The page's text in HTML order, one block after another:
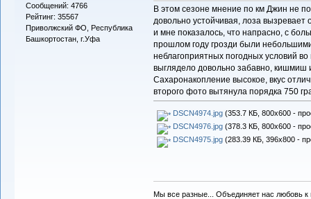
Сообщений: 4766
Рейтинг: 35567
Приволжский ФО, Республика
Башкортостан, г.Уфа
В этом сезоне мнение по км Джин не
довольно устойчивая, лоза
и мне показалось, что напрасно, с
прошлом году грозди были
неблагоприятных погодных условий
выглядело довольно забавно, кишмиш
Сахаронакопление высокое, вкус
второго фото вытянула порядка 750
DSCN4974.jpg(353.7 КБ, 800x600 -
DSCN4976.jpg(378.3 КБ, 800x600 -
DSCN4975.jpg(283.39 КБ, 396x800 -
Мы все разные... Объединяет нас любовь к